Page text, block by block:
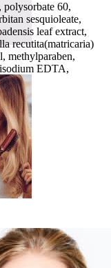
60,
sesquioleate,
leaf extract,
recutita(matricaria)
methylparaben,
EDTA,